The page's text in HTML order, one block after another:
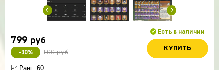
799 руб
-30% 1100 руб
Есть в наличии
КУПИТЬ
📈 Ранг: 60